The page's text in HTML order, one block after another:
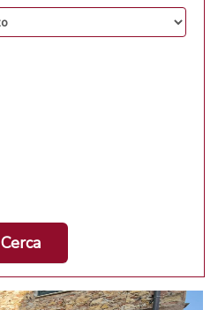
Cerca